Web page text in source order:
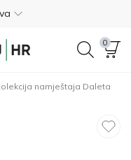
0
namještaja Daleta